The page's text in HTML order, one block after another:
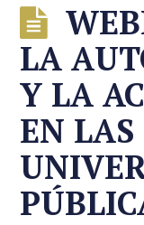
LA
Y LA
EN LAS